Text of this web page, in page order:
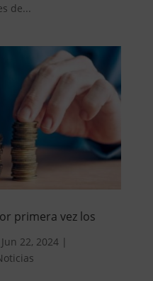
de...
primera vez los
Jun 22, 2024|